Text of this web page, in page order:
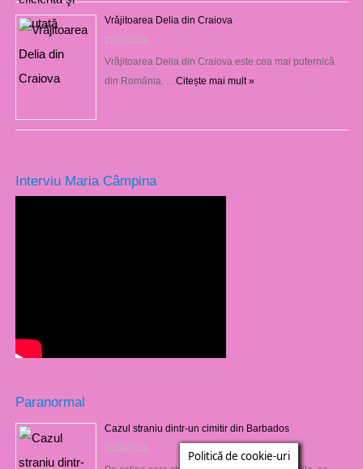
Vrăjitoarea Delia din Craiova
27/07/2026
Vrăjitoarea Delia din Craiova este cea mai puternică
din România. … Citește mai mult »
Interviu Maria Câmpina
Paranormal
Cazul straniu dintr-un cimitir din Barbados
06/05/2019
Politică de cookie-uri